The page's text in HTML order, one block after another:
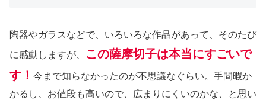
陶器やガラスなどで、いろいろな作品があって、そのたび
に感動しますが、
この薩摩切子は本当にすごいで
す！ 今まで知らなかったのが不思議なぐらい。手間暇か
かるし、お値段も高いので、広まりにくいのかな、と思い